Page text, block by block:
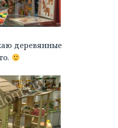
деревянные